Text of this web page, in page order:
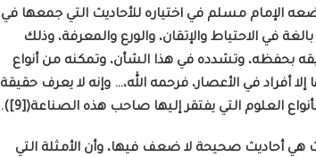
الإمام مسلم في اختياره للأحاديث التي جمعها في
الاحتياط والإتقان، والورع والمعرفة، وذلك
بحفظه، وتشدده في هذا الشأن، وتمكنه من أنواع
أفراد في الأعصار، فرحمه الله،… وإنه لا يعرف حقيقة
العلوم التي يفتقر إليها صاحب هذه الصناعة([9]).
أحاديث صحيحة لا ضعف فيها، وأن الأمثلة التي